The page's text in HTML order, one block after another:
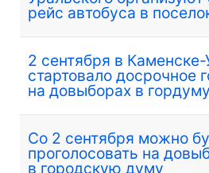
рейс автобуса в
2 сентября в
стартовало досрочное
на довыборах в гордуму
Со 2 сентября можно
проголосовать на
в городскую думу